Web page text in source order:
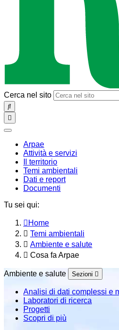
Cerca nel sito
SEARCH
Toggle
navigation
chiudi
Arpae
Attività e servizi
Il territorio
Temi ambientali
Dati e report
Documenti
Tu sei qui:
Home
Temi ambientali
Ambiente e salute
Cosa fa Arpae
Ambiente e salute Sezioni
Analisi di dati complessi e
Laboratori di ricerca
Progetti
Scopri di più